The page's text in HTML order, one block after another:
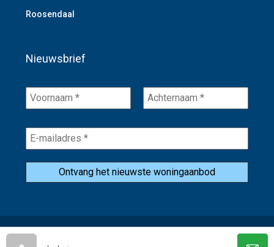
Roosendaal
Nieuwsbrief
Voornaam
Achternaam
E-
mailadres
*
© W&D Vastgoed - Website door SBMR Webdesign